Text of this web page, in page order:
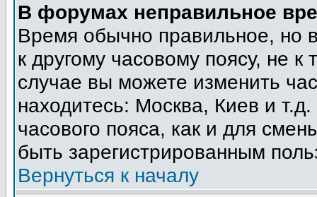
В форумах неправильное
Время обычно правильное, но
к другому часовому поясу, не
случае вы можете изменить
находитесь: Москва, Киев и
часового пояса, как и для
быть зарегистрированным
Вернуться к началу